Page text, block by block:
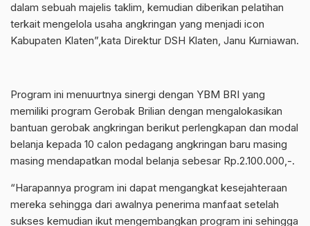
dalam sebuah majelis taklim, kemudian diberikan pelatihan
terkait mengelola usaha angkringan yang menjadi icon
Kabupaten Klaten”,kata Direktur DSH Klaten, Janu Kurniawan.
Program ini menuurtnya sinergi dengan YBM BRI yang
memiliki program Gerobak Brilian dengan mengalokasikan
bantuan gerobak angkringan berikut perlengkapan dan modal
belanja kepada 10 calon pedagang angkringan baru masing
masing mendapatkan modal belanja sebesar Rp.2.100.000,-.
“Harapannya program ini dapat mengangkat kesejahteraan
mereka sehingga dari awalnya penerima manfaat setelah
sukses kemudian ikut mengembangkan program ini sehingga